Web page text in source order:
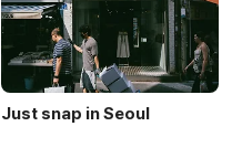
Just snap in Seoul